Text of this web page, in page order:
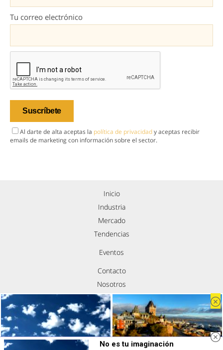
Tu correo electrónico
Al darte de alta aceptas la política de privacidady aceptas recibir
emails de marketing con información sobre el sector.
Inicio
Industria
Mercado
Tendencias
Eventos
Contacto
Nosotros
Política de privacidad
Aviso legal
Política de cookies
Síguenos
No es tu imaginación